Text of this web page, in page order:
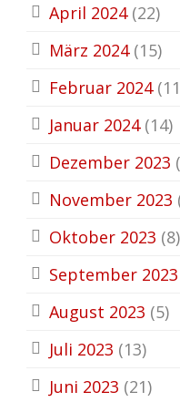
April 2024(22)
März 2024(15)
Februar 2024
Januar 2024(14)
Dezember 2023
November 2023
Oktober 2023 (8)
September 2023
August 2023 (5)
Juli 2023 (13)
Juni 2023 (21)